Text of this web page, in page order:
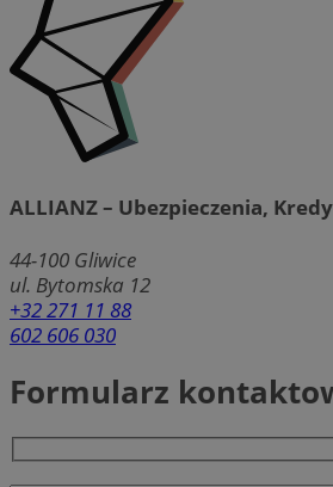
ALLIANZ – Ubezpieczenia,
44-100 Gliwice
ul. Bytomska 12
+32 271 11 88
602 606 030
Formularz